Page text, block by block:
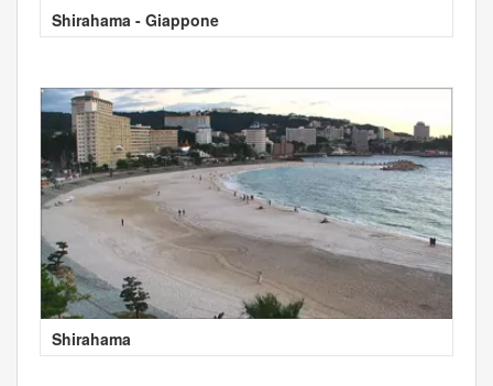
Shirahama - Giappone
Shirahama